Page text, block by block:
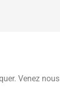
Venez nous